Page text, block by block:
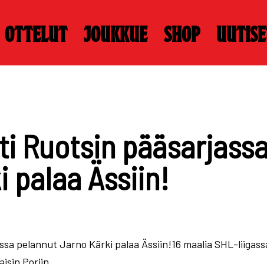
Ottelut Joukkue Shop
Ruotsin
palaa Ässiin!
pelannut Jarno Kärki palaa Ässiin!16 maalia SHL-